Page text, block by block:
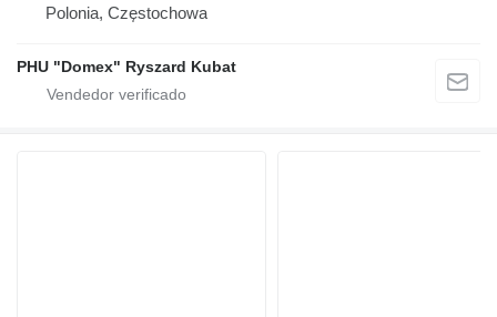
Polonia, Częstochowa
PHU "Domex" Ryszard Kubat